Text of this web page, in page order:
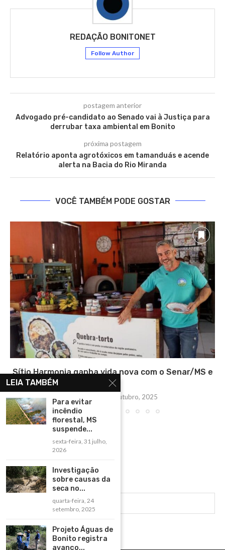
REDAÇÃO BONITONET
Follow Author
postagem anterior
Advogado pré-candidato ao Senado vai à Justiça para
derrubar taxa ambiental em Bonito
próxima postagem
Relatório aponta agrotóxicos em tamanduás e acende
alerta na Bacia do Rio Miranda
VOCÊ TAMBÉM PODE GOSTAR
Sítio Harmonia ganha vida nova com o Senar/MS e
se...
quinta-feira, 30 outubro, 2025
LEIA TAMBÉM
Para evitar
incêndio
florestal, MS
suspende...
sexta-feira, 31 julho,
2026
Investigação
sobre causas da
seca no...
quarta-feira, 24
setembro, 2025
Projeto Águas de
Bonito registra
avanço...